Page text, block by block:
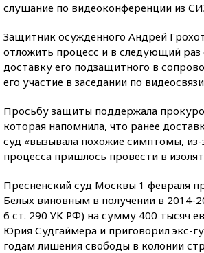
слушание по видеоконференции из
Защитник осужденного Андрей
отложить процесс и в следующий раз
доставку его подзащитного в
его участие в заседании по
Просьбу защиты поддержала
которая напомнила, что ранее
суд «вызывала похожие симптомы, из-
процесса пришлось провести в
Пресненский суд Москвы 1 февраля
Белых виновным в получении в 2014-
6 ст. 290 УК РФ) на сумму 400 тысяч
Юрия Судгаймера и приговорил экс-
годам лишения свободы в колонии